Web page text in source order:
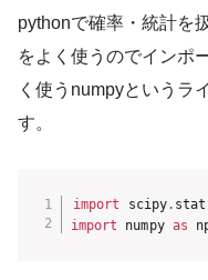
pythonで確率・統計を
をよく使うのでインポ
く使うnumpyというラ
す。
import scipy .
import numpy as